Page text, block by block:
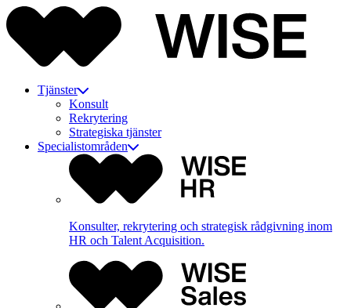
Tjänster
Konsult
Rekrytering
Strategiska tjänster
Specialistområden
Konsulter, rekrytering och strategisk rådgivning inom
HR och Talent Acquisition.